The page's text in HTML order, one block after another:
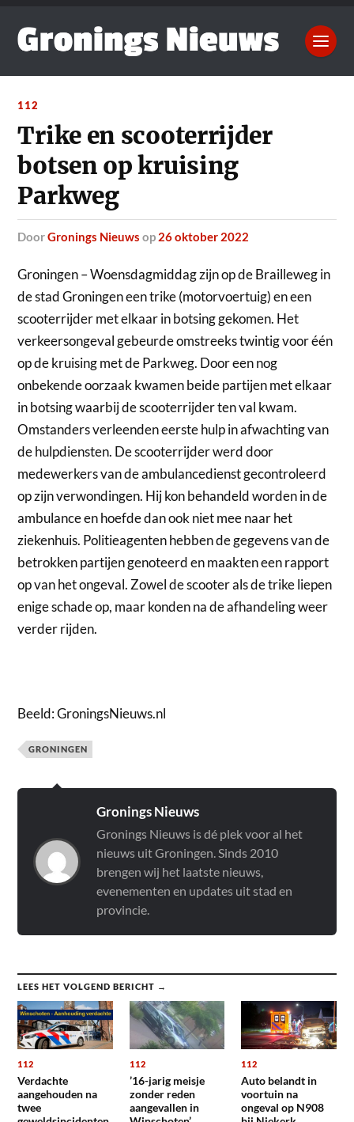
112
Trike en scooterrijder
botsen op kruising
Parkweg
doorGronings Nieuws op 26 oktober 2022
Groningen – Woensdagmiddag zijn op de Brailleweg in
de stad Groningen een trike (motorvoertuig) en een
scooterrijder met elkaar in botsing gekomen. Het
verkeersongeval gebeurde omstreeks twintig voor één
op de kruising met de Parkweg. Door een nog
onbekende oorzaak kwamen beide partijen met elkaar
in botsing waarbij de scooterrijder ten val kwam.
Omstanders verleenden eerste hulp in afwachting van
de hulpdiensten. De scooterrijder werd door
medewerkers van de ambulancedienst gecontroleerd
op zijn verwondingen. Hij kon behandeld worden in de
ambulance en hoefde dan ook niet mee naar het
ziekenhuis. Politieagenten hebben de gegevens van de
betrokken partijen genoteerd en maakten een rapport
op van het ongeval. Zowel de scooter als de trike liepen
enige schade op, maar konden na de afhandeling weer
verder rijden.
Beeld: GroningsNieuws.nl
GRONINGEN
Gronings Nieuws
Gronings Nieuws is dé plek voor al het
nieuws uit Groningen. Sinds 2010
brengen wij het laatste nieuws,
evenementen en updates uit stad en
provincie.
LEES HET VOLGEND BERICHT →
112
Verdachte
aangehouden na
twee
112
’16-jarig meisje
zonder reden
aangevallen in
112
Auto belandt in
voortuin na
ongeval op N908